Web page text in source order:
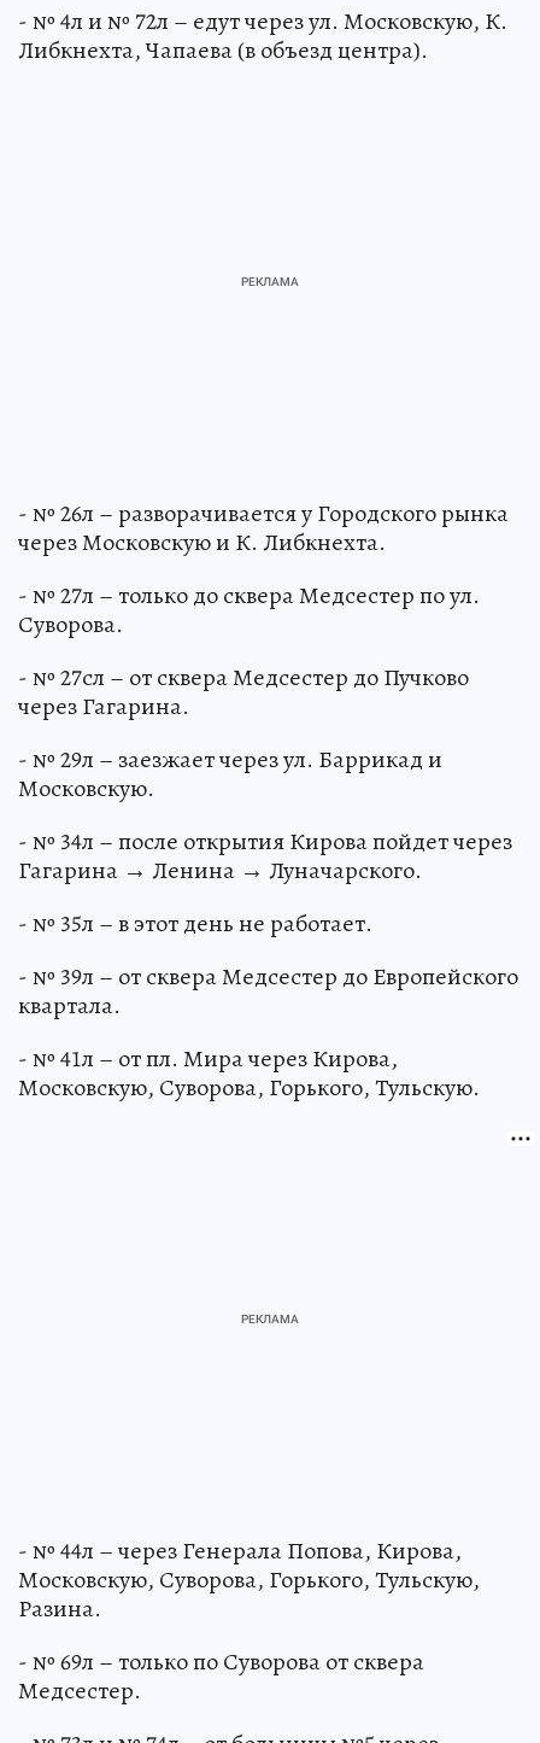
- № 4л и № 72л – едут через ул. Московскую, К.
Либкнехта, Чапаева (в объезд центра).
- № 26л – разворачивается у Городского рынка
через Московскую и К. Либкнехта.
- № 27л – только до сквера Медсестер по ул.
Суворова.
- № 27сл – от сквера Медсестер до Пучково
через Гагарина.
- № 29л – заезжает через ул. Баррикад и
Московскую.
- № 34л – после открытия Кирова пойдет через
Гагарина → Ленина → Луначарского.
- № 35л – в этот день не работает.
- № 39л – от сквера Медсестер до Европейского
квартала.
- № 41л – от пл. Мира через Кирова,
Московскую, Суворова, Горького, Тульскую.
- № 44л – через Генерала Попова, Кирова,
Московскую, Суворова, Горького, Тульскую,
Разина.
- № 69л – только по Суворова от сквера
Медсестер.